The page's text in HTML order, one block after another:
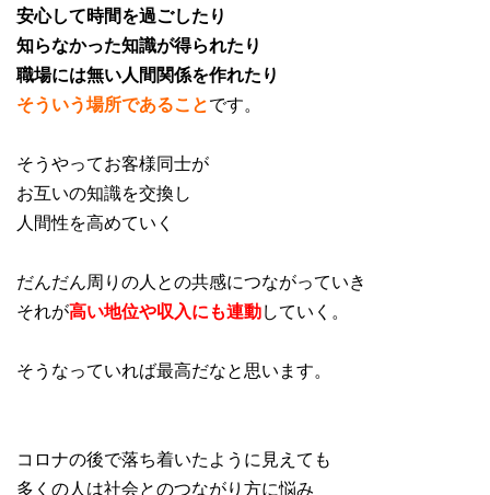
安心して時間を過ごしたり
知らなかった知識が得られたり
職場には無い人間関係を作れたり
そういう場所であることです。
そうやってお客様同士が
お互いの知識を交換し
人間性を高めていく
だんだん周りの人との共感につながっていき
それが高い地位や収入にも連動していく。
そうなっていれば最高だなと思います。
コロナの後で落ち着いたように見えても
多くの人は社会とのつながり方に悩み